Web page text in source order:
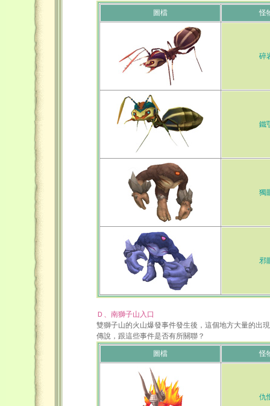
圖檔 怪
碎
鐵
獨
邪
Ｄ、南獅子山入口
雙獅子山的火山爆發事件發生後，這個地方大量的出
傳說，跟這些事件是否有所關聯？
圖檔 怪
仇